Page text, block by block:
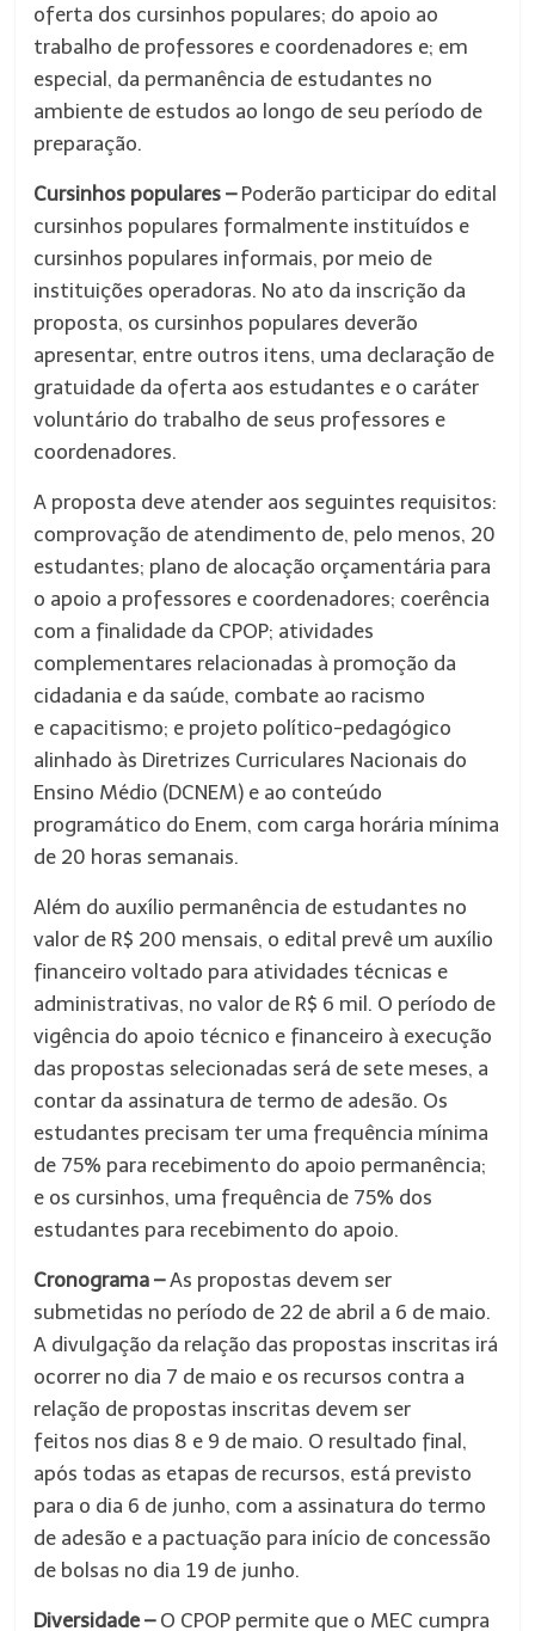
oferta dos cursinhos populares; do apoio ao
trabalho de professores e coordenadores e; em
especial, da permanência de estudantes no
ambiente de estudos ao longo de seu período de
preparação.
Cursinhos populares –Poderão participar do edital
cursinhos populares formalmente instituídos e
cursinhos populares informais, por meio de
instituições operadoras. No ato da inscrição da
proposta, os cursinhos populares deverão
apresentar, entre outros itens, uma declaração de
gratuidade da oferta aos estudantes e o caráter
voluntário do trabalho de seus professores e
coordenadores.
A proposta deve atender aos seguintes requisitos:
comprovação de atendimento de, pelo menos, 20
estudantes; plano de alocação orçamentária para
o apoio a professores e coordenadores; coerência
com a finalidade da CPOP; atividades
complementares relacionadas à promoção da
cidadania e da saúde, combate ao racismo
e capacitismo; e projeto político-pedagógico
alinhado às Diretrizes Curriculares Nacionais do
Ensino Médio (DCNEM) e ao conteúdo
programático do Enem, com carga horária mínima
de 20 horas semanais.
Além do auxílio permanência de estudantes no
valor de R$ 200 mensais, o edital prevê um auxílio
financeiro voltado para atividades técnicas e
administrativas, no valor de R$ 6 mil. O período de
vigência do apoio técnico e financeiro à execução
das propostas selecionadas será de sete meses, a
contar da assinatura de termo de adesão. Os
estudantes precisam ter uma frequência mínima
de 75% para recebimento do apoio permanência;
e os cursinhos, uma frequência de 75% dos
estudantes para recebimento do apoio.
Cronograma –As propostas devem ser
submetidas no período de 22 de abril a 6 de maio.
A divulgação da relação das propostas inscritas irá
ocorrer no dia 7 de maio e os recursos contra a
relação de propostas inscritas devem ser
feitos nos dias 8 e 9 de maio. O resultado final,
após todas as etapas de recursos, está previsto
para o dia 6 de junho, com a assinatura do termo
de adesão e a pactuação para início de concessão
de bolsas no dia 19 de junho.
Diversidade–O CPOP permite que o MEC cumpra